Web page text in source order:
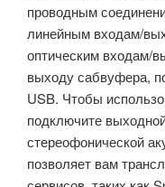
проводным
линейным входам/
оптическим входам/
выходу сабвуфера,
USB. Чтобы
подключите
стереофонической
позволяет вам